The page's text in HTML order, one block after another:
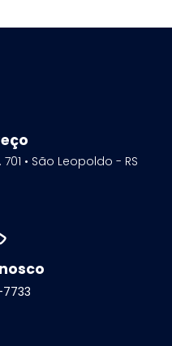
• São Leopoldo - RS
7733